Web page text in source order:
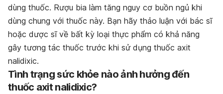
dùng thuốc. Rượu bia làm tăng nguy cơ buồn ngủ khi
dùng chung với thuốc này. Bạn hãy thảo luận với bác sĩ
hoặc dược sĩ về bất kỳ loại thực phẩm có khả năng
gây tương tác thuốc trước khi sử dụng thuốc axit
nalidixic.
Tình trạng sức khỏe nào ảnh hưởng đến
thuốc axit nalidixic?